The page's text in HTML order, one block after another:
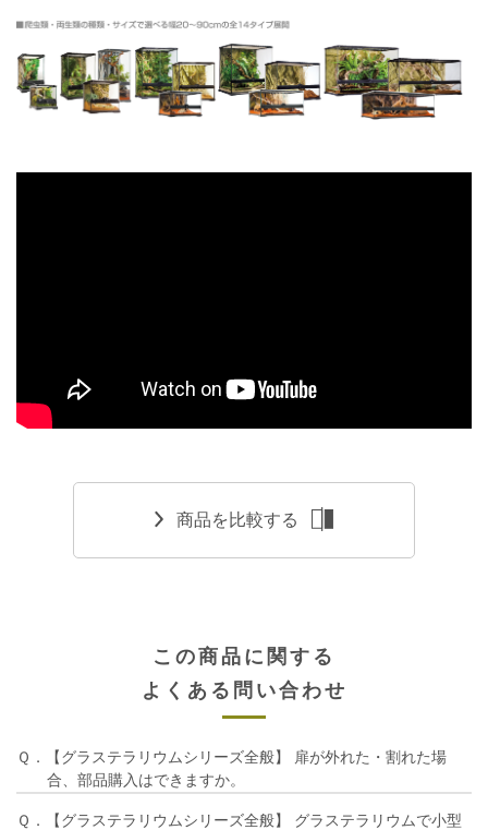
商品を比較する
この商品に関する
よくある問い合わせ
Ｑ．【グラステラリウムシリーズ全般】 扉が外れた・割れた場
合、部品購入はできますか。
Ｑ．【グラステラリウムシリーズ全般】 グラステラリウムで小型